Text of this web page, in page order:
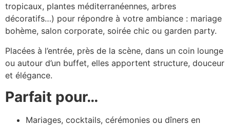
tropicaux, plantes méditerranéennes, arbres
décoratifs…) pour répondre à votre ambiance : mariage
bohème, salon corporate, soirée chic ou garden party.
Placées à l’entrée, près de la scène, dans un coin lounge
ou autour d’un buffet, elles apportent structure, douceur
et élégance.
Parfait pour…
Mariages, cocktails, cérémonies ou dîners en